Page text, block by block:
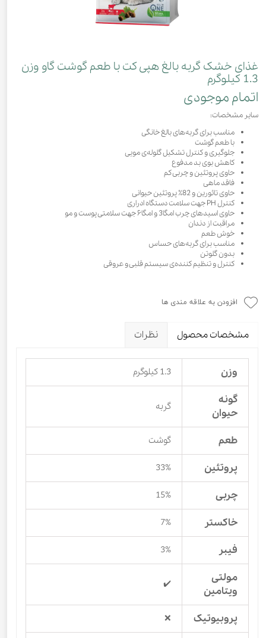
غذای خشک گربه بالغ هپی کت با طعم گوشت گاو وزن
1.3 کیلوگرم
اتمام موجودی
سایر مشخصات:
مناسب برای گربه‌های بالغ خانگی
با طعم گوشت
جلوگیری و کنترل تشکیل گلوله‌ی مویی
کاهش بوی بد مدفوع
حاوی پروتئین و چربی کم
فاقد ماهی
حاوی تائورین و 82٪ پروتئین حیوانی
کنترل PH جهت سلامت دستگاه ادراری
حاوی اسیدهای چرب امگا3 و امگا۶ جهت سلامتی پوست و مو
مراقبت از دندان
خوش طعم
مناسب برای گربه‌های حساس
بدون گلوتن
کنترل و تنظیم کننده‌ی سیستم قلبی و عروقی
افزودن به علاقه مندی ها
مشخصات محصول نظرات
وزن 1.3 کیلوگرم
گونه
حیوان
گربه
طعم گوشت
پروتئین 33%
چربی 15%
خاکستر 7%
فیبر 3%
مولتی
ویتامین
✔️
پروبیوتیک ❌